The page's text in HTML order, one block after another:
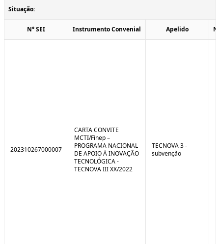
Situação:
N° SEI Instrumento Convenial Apelido
202310267000007
CARTA CONVITE
MCTI/Finep –
PROGRAMA NACIONAL
DE APOIO À INOVAÇÃO
TECNOLÓGICA -
TECNOVA III XX/2022
TECNOVA 3 -
subvenção